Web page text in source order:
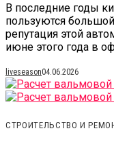
В последние годы
пользуются
репутация этой
июне этого года в
liveseason04.06.2026
СТРОИТЕЛЬСТВО И